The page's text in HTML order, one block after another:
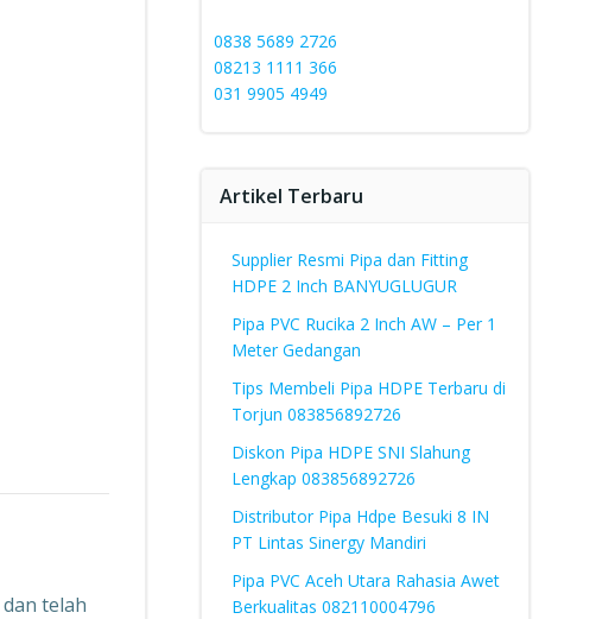
dan telah
0838 5689 2726
08213 1111 366
031 9905 4949
Artikel Terbaru
Supplier Resmi Pipa dan Fitting
HDPE 2 Inch BANYUGLUGUR
Pipa PVC Rucika 2 Inch AW – Per 1
Meter Gedangan
Tips Membeli Pipa HDPE Terbaru di
Torjun 083856892726
Diskon Pipa HDPE SNI Slahung
Lengkap 083856892726
Distributor Pipa Hdpe Besuki 8 IN
PT Lintas Sinergy Mandiri
Pipa PVC Aceh Utara Rahasia Awet
Berkualitas 082110004796